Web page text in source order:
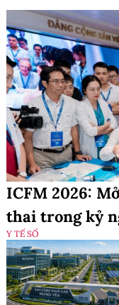
ICFM 2026:
thai trong kỷ
Y TẾ SỐ